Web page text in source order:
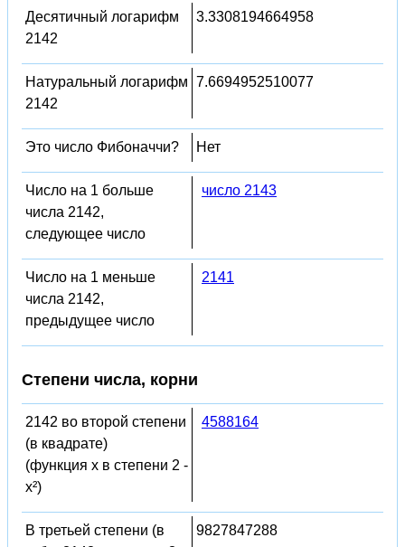
Десятичный логарифм
2142
3.3308194664958
Натуральный логарифм
2142
7.6694952510077
Это число Фибоначчи? Нет
Число на 1 больше
числа 2142,
следующее число
число 2143
Число на 1 меньше
числа 2142,
предыдущее число
2141
Степени числа, корни
2142 во второй степени
(в квадрате)
(функция x в степени 2 -
x²)
4588164
В третьей степени (в
9827847288